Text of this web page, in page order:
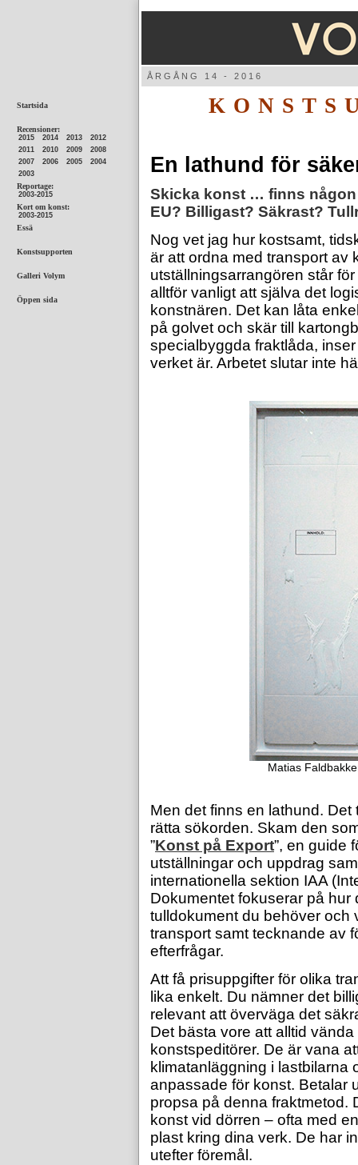
ÅRGÅNG
En lathund för
Skicka konst … finns
EU? Billigast? Säkrast?
Nog vet jag hur kostsamt,
är att ordna med transport av
utställningsarrangören står
alltför vanligt att själva det
konstnären. Det kan låta
på golvet och skär till
specialbyggda fraktlåda,
verket är. Arbetet slutar inte
Matias
Men det finns en lathund.
rätta sökorden. Skam den
”Konst på Export”, en guide
utställningar och uppdrag
internationella sektion IAA
Dokumentet fokuserar på
tulldokument du behöver och
transport samt tecknande av
efterfrågar.
Att få prisuppgifter för olika
lika enkelt. Du nämner det
relevant att överväga det
Det bästa vore att alltid
konstspeditörer. De är vana
klimatanläggning i lastbilarna
anpassade för konst. Betalar
propsa på denna fraktmetod.
konst vid dörren – ofta med
plast kring dina verk. De har
utefter föremål.